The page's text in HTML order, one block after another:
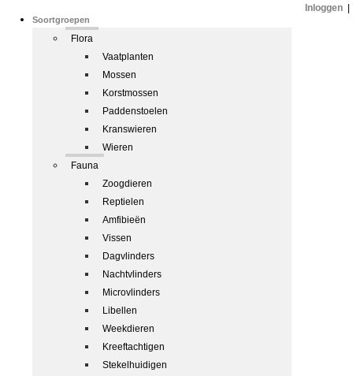
Soortgroepen
Flora
Vaatplanten
Mossen
Korstmossen
Paddenstoelen
Kranswieren
Wieren
Fauna
Zoogdieren
Reptielen
Amfibieën
Vissen
Dagvlinders
Nachtvlinders
Microvlinders
Libellen
Weekdieren
Kreeftachtigen
Stekelhuidigen
Inloggen